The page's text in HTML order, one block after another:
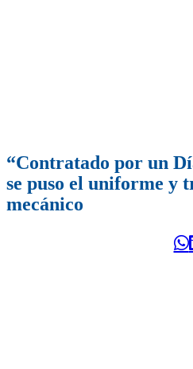
“Contratado por un
se puso el uniforme y
mecánico